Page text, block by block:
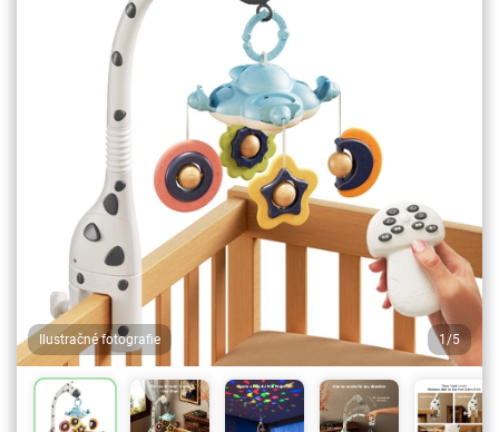
Ilustračné fotografie 1/5